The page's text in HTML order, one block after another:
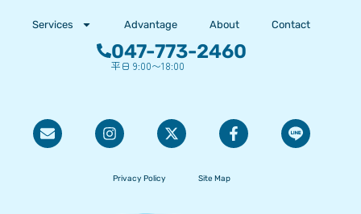
Services Advantage About Contact
047-773-2460
平日 9:00〜18:00
Privacy Policy Site Map